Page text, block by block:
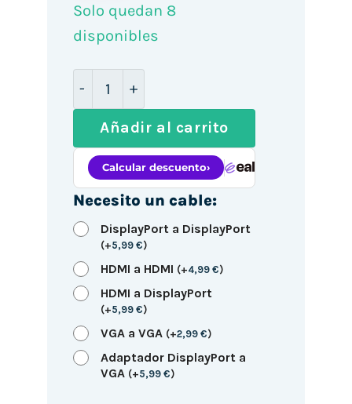
Solo quedan 8
disponibles
Añadir al carrito
Necesito un cable:
DisplayPort a DisplayPort
(+5,99 €)
HDMI a HDMI (+4,99 €)
HDMI a DisplayPort
(+5,99 €)
VGA a VGA (+2,99 €)
Adaptador DisplayPort a
VGA (+5,99 €)